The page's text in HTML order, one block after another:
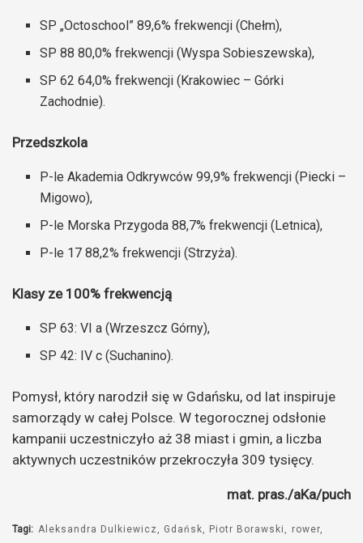
SP „Octoschool” 89,6% frekwencji (Chełm),
SP 88 80,0% frekwencji (Wyspa Sobieszewska),
SP 62 64,0% frekwencji (Krakowiec – Górki
Zachodnie).
Przedszkola
P-le Akademia Odkrywców 99,9% frekwencji (Piecki –
Migowo),
P-le Morska Przygoda 88,7% frekwencji (Letnica),
P-le 17 88,2% frekwencji (Strzyża).
Klasy ze 100% frekwencją
SP 63: VI a (Wrzeszcz Górny),
SP 42: IV c (Suchanino).
Pomysł, który narodził się w Gdańsku, od lat inspiruje
samorządy w całej Polsce. W tegorocznej odsłonie
kampanii uczestniczyło aż 38 miast i gmin, a liczba
aktywnych uczestników przekroczyła 309 tysięcy.
mat. pras./aKa/puch
Tagi: Aleksandra Dulkiewicz Gdańsk Piotr Borawski
rower